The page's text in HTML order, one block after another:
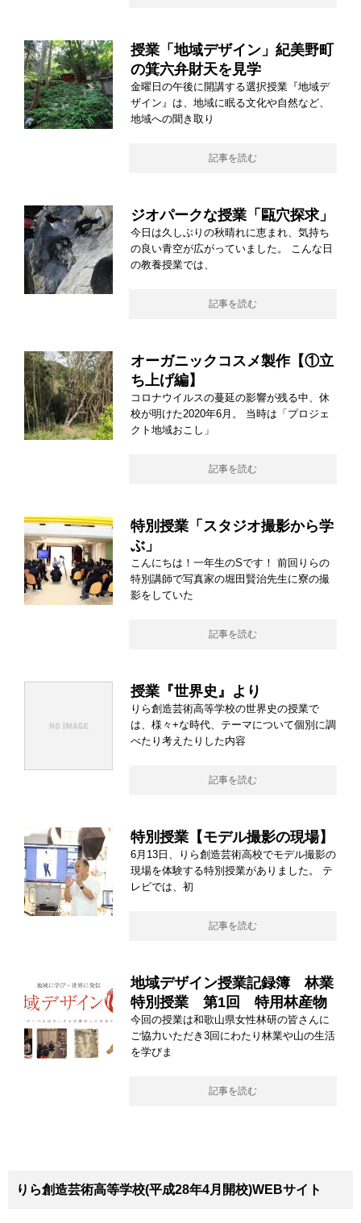
授業「地域デザイン」紀美野町
の箕六弁財天を見学
金曜日の午後に開講する選択授業『地域デ
ザイン』は、地域に眠る文化や自然など、
地域への聞き取り
記事を読む
ジオパークな授業「甌穴探求」
今日は久しぶりの秋晴れに恵まれ、気持ち
の良い青空が広がっていました。 こんな日
の教養授業では、
記事を読む
オーガニックコスメ製作【①立
ち上げ編】
コロナウイルスの蔓延の影響が残る中、休
校が明けた2020年6月。 当時は「プロジェ
クト地域おこし」
記事を読む
特別授業「スタジオ撮影から学
ぶ」
こんにちは！一年生のSです！ 前回りらの
特別講師で写真家の堀田賢治先生に寮の撮
影をしていた
記事を読む
授業『世界史』より
りら創造芸術高等学校の世界史の授業で
は、様々+な時代、テーマについて個別に調
べたり考えたりした内容
記事を読む
特別授業【モデル撮影の現場】
6月13日、りら創造芸術高校でモデル撮影の
現場を体験する特別授業がありました。 テ
レビでは、初
記事を読む
地域デザイン授業記録簿 林業
特別授業 第1回 特用林産物
今回の授業は和歌山県女性林研の皆さんに
ご協力いただき3回にわたり林業や山の生活
を学びま
記事を読む
りら創造芸術高等学校(平成28年4月開校)WEBサイト